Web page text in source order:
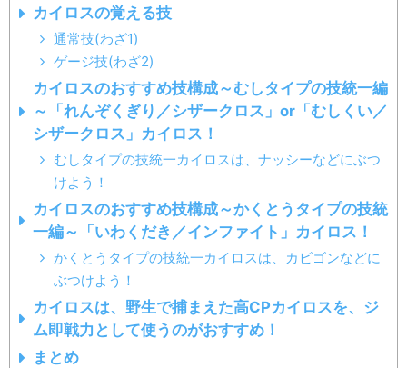
カイロスの覚える技
通常技(わざ1)
ゲージ技(わざ2)
カイロスのおすすめ技構成～むしタイプの技統一編
～「れんぞくぎり／シザークロス」or「むしくい／
シザークロス」カイロス！
むしタイプの技統一カイロスは、ナッシーなどにぶつ
けよう！
カイロスのおすすめ技構成～かくとうタイプの技統
一編～「いわくだき／インファイト」カイロス！
かくとうタイプの技統一カイロスは、カビゴンなどに
ぶつけよう！
カイロスは、野生で捕まえた高CPカイロスを、ジ
ム即戦力として使うのがおすすめ！
まとめ